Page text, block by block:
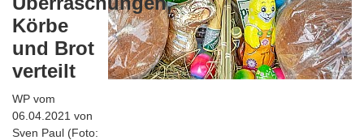
Körbe
und Brot
verteilt
WP vom
06.04.2021 von
Sven Paul (Foto: